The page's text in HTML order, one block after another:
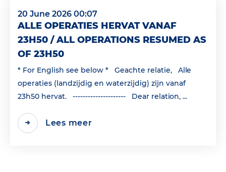
20 June 2026 00:07
ALLE OPERATIES HERVAT VANAF
23H50 / ALL OPERATIONS RESUMED AS
OF 23H50
* For English see below * Geachte relatie, Alle
operaties (landzijdig en waterzijdig) zijn vanaf
23h50 hervat. --------------------- Dear relation, ...
Lees meer